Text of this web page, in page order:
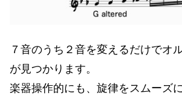
７音のうち２音を変えるだけでオ
が見つかります。
楽器操作的にも、旋律をスムーズ